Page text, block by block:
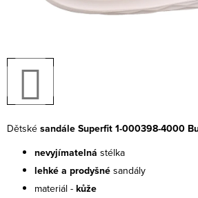
Dětské sandále Superfit 1-000398-4000
nevyjímatelná stélka
lehké a prodyšné sandály
materiál - kůže